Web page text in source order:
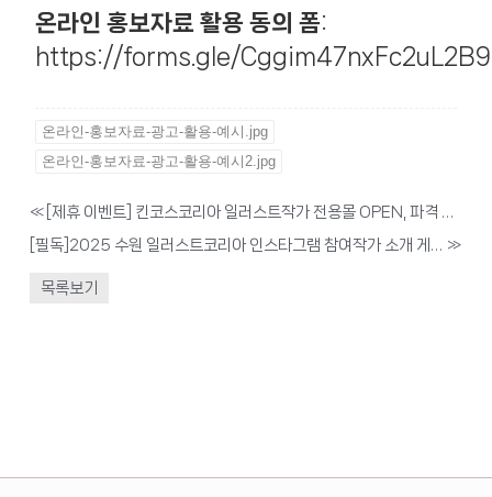
온라인 홍보자료 활용 동의 폼:
https://forms.gle/Cggim47nxFc2uL2B9
온라인-홍보자료-광고-활용-예시.jpg
온라인-홍보자료-광고-활용-예시2.jpg
«
[제휴 이벤트] 킨코스코리아 일러스트작가 전용몰 OPEN, 파격 혜택 제공
[필독]2025 수원 일러스트코리아 인스타그램 참여작가 소개 게시물 업로드 안내 »
목록보기